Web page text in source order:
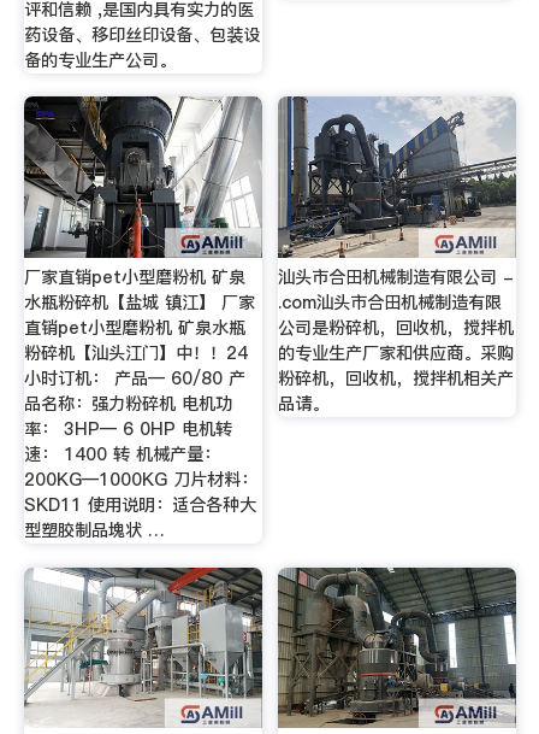
评和信赖 ,是国内具有实力的医
药设备、移印丝印设备、包装设
备的专业生产公司。
厂家直销pet小型磨粉机 矿泉
水瓶粉碎机【盐城 镇江】 厂家
直销pet小型磨粉机 矿泉水瓶
粉碎机【汕头江门】中！！24
小时订机： 产品— 60/80 产
品名称：强力粉碎机 电机功
率： 3HP— 6 0HP 电机转
速： 1400 转 机械产量：
200KG—1000KG 刀片材料：
SKD11 使用说明：适合各种大
型塑胶制品塊状 …
汕头市合田机械制造有限公司 -
.com汕头市合田机械制造有限
公司是粉碎机，回收机，搅拌机
的专业生产厂家和供应商。采购
粉碎机，回收机，搅拌机相关产
品请。